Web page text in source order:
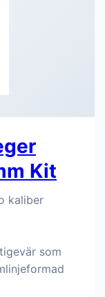
Kit
kaliber
som